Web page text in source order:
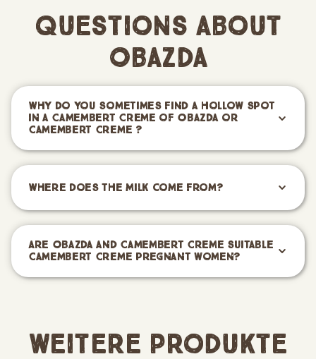
Questions About
Obazda
Why do you sometimes find a hollow spot
in a Camembert Creme of Obazda or
Camembert Creme ?
Where does the milk come from?
Are Obazda and Camembert Creme suitable
Camembert Creme pregnant women?
Skip the product gallery
Weitere Produkte